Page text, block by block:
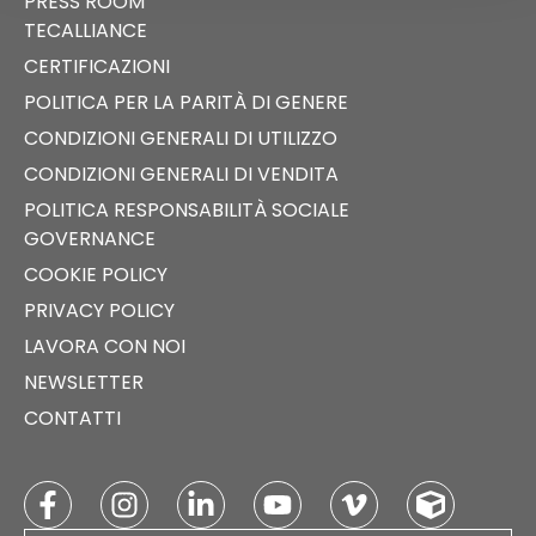
TECALLIANCE
CERTIFICAZIONI
POLITICA PER LA PARITÀ DI GENERE
CONDIZIONI GENERALI DI UTILIZZO
CONDIZIONI GENERALI DI VENDITA
POLITICA RESPONSABILITÀ SOCIALE
GOVERNANCE
COOKIE POLICY
PRIVACY POLICY
LAVORA CON NOI
NEWSLETTER
CONTATTI